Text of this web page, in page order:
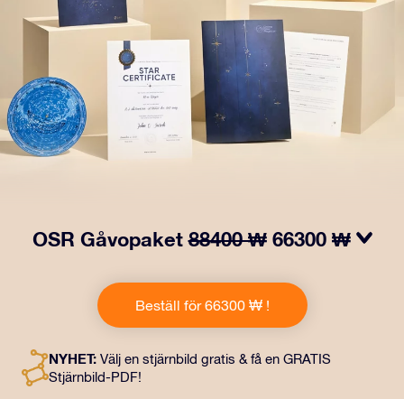
OSR Gåvopaket88400 ₩ 66300 ₩
gåva ingår ett vackert kuvert och personliga dokument
som skickas till en adress som du väljer, samt digitala
dokument och fri användning av våra appar. Det är ett
kära.
Beställ för 66300 ₩ !
NYHET: Välj en stjärnbild gratis & få en GRATIS
Stjärnbild-PDF!